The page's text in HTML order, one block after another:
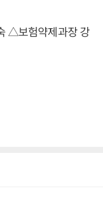
△보험약제과장 강